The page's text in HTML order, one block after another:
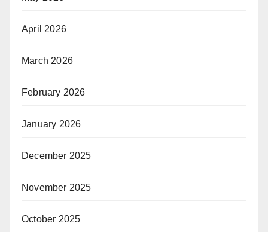
April 2026
March 2026
February 2026
January 2026
December 2025
November 2025
October 2025